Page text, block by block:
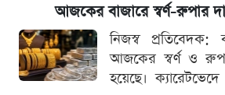
আজকের বাজারে স্বর্ণ-রুপার
নিজস্ব প্রতিবেদক:
আজকের স্বর্ণ ও
হয়েছে।